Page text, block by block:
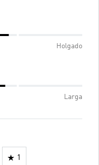
Holgado
Larga
1